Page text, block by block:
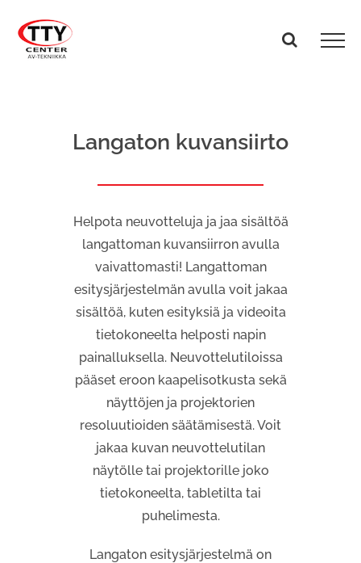
content
Langaton kuvansiirto
Helpota neuvotteluja ja jaa sisältöä
langattoman kuvansiirron avulla
vaivattomasti! Langattoman
esitysjärjestelmän avulla voit jakaa
sisältöä, kuten esityksiä ja videoita
tietokoneelta helposti napin
painalluksella. Neuvottelutiloissa
pääset eroon kaapelisotkusta sekä
näyttöjen ja projektorien
resoluutioiden säätämisestä. Voit
jakaa kuvan neuvottelutilan
näytölle tai projektorille joko
tietokoneelta, tabletilta tai
puhelimesta.
Langaton esitysjärjestelmä on